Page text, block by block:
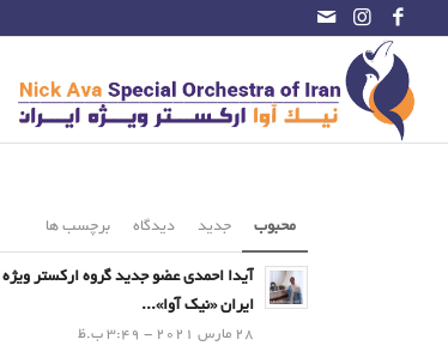
محبوب جدید دیدگاه برچسب ها
آیدا احمدی عضو جدید گروه ارکستر ویژه
ایران «نیک آوا»...
28 مارس 2021 - 3:49 ب.ظ